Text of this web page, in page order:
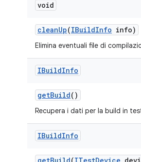
void
cleanUp(IBuildInfo info)
Elimina eventuali file di
IBuildInfo
getBuild()
Recupera i dati per la build in
IBuildInfo